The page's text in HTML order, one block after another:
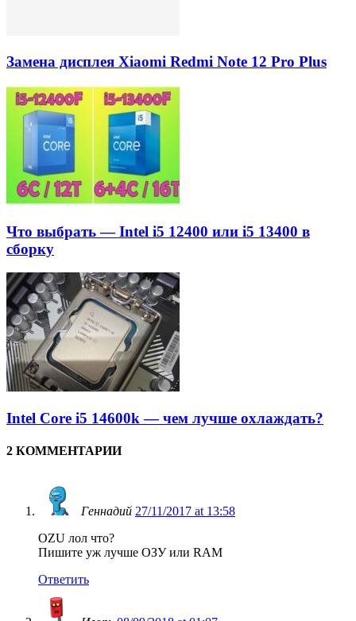
Замена дисплея Xiaomi Redmi Note 12 Pro Plus
Что выбрать — Intel i5 12400 или i5 13400 в
сборку
Intel Core i5 14600k — чем лучше охлаждать?
2 КОММЕНТАРИИ
Геннадий 27/11/2017 at 13:58
OZU лол что?
Пишите уж лучше ОЗУ или RAM
Ответить